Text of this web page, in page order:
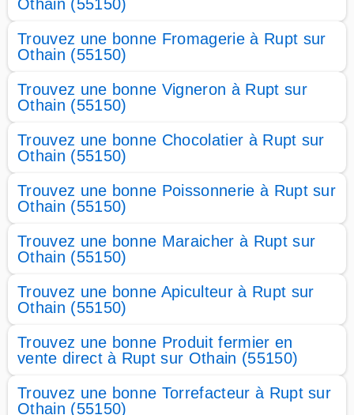
Othain (55150)
Trouvez une bonne Fromagerie à Rupt sur
Othain (55150)
Trouvez une bonne Vigneron à Rupt sur
Othain (55150)
Trouvez une bonne Chocolatier à Rupt sur
Othain (55150)
Trouvez une bonne Poissonnerie à Rupt sur
Othain (55150)
Trouvez une bonne Maraicher à Rupt sur
Othain (55150)
Trouvez une bonne Apiculteur à Rupt sur
Othain (55150)
Trouvez une bonne Produit fermier en
vente direct à Rupt sur Othain (55150)
Trouvez une bonne Torrefacteur à Rupt sur
Othain (55150)